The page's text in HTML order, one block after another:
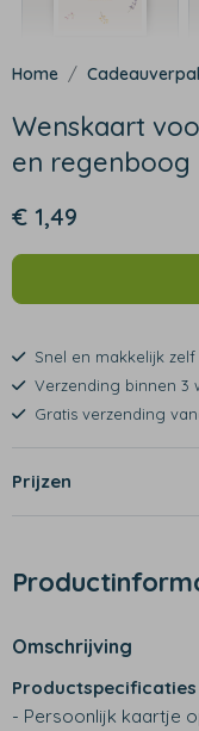
Wenskaart
en regenboog
€ 1,49
Snel en makkelijk
Verzending binnen 3
Gratis verzending
Prijzen
Omschrijving
Productspecificaties
- Persoonlijk kaartje